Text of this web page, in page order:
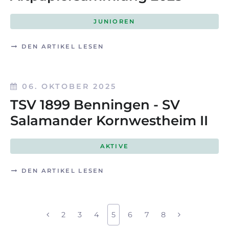
JUNIOREN
DEN ARTIKEL LESEN
06. OKTOBER 2025
TSV 1899 Benningen - SV
Salamander Kornwestheim II
AKTIVE
DEN ARTIKEL LESEN
2 3 4 5 6 7 8